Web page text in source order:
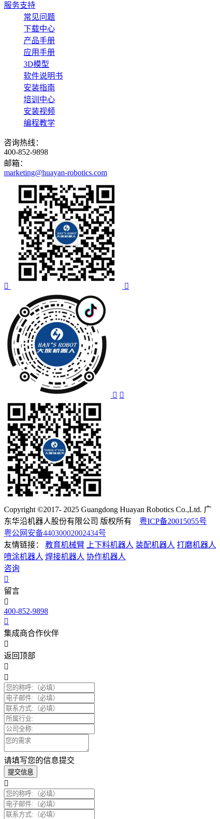
服务支持
常见问题
下载中心
产品手册
应用手册
3D模型
软件说明书
安装指南
培训中心
安装视频
编程教学
咨询热线：
400-852-9898
邮箱：
marketing@huayan-robotics.com
Copyright ©2017- 2025 Guangdong Huayan Robotics Co.,Ltd. 广
东华沿机器人股份有限公司 版权所有 粤ICP备20015055号
粤公网安备44030002002434号
友情链接：
教育机械臂 上下料机器人 装配机器人 打磨机器人
喷涂机器人 焊接机器人 协作机器人
咨询
留言
400-852-9898
集成商合作伙伴
返回顶部
请填写您的信息提交
提交信息